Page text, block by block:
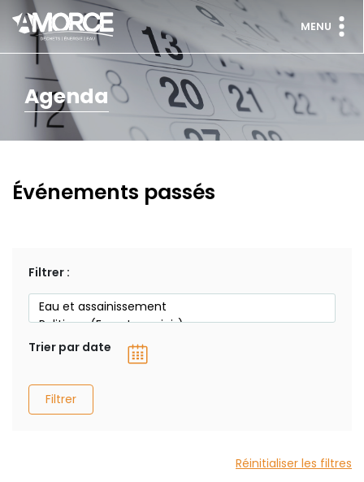
MENU
Agenda
Événements passés
Filtrer :
Trier par date
Filtrer
Réinitialiser les filtres